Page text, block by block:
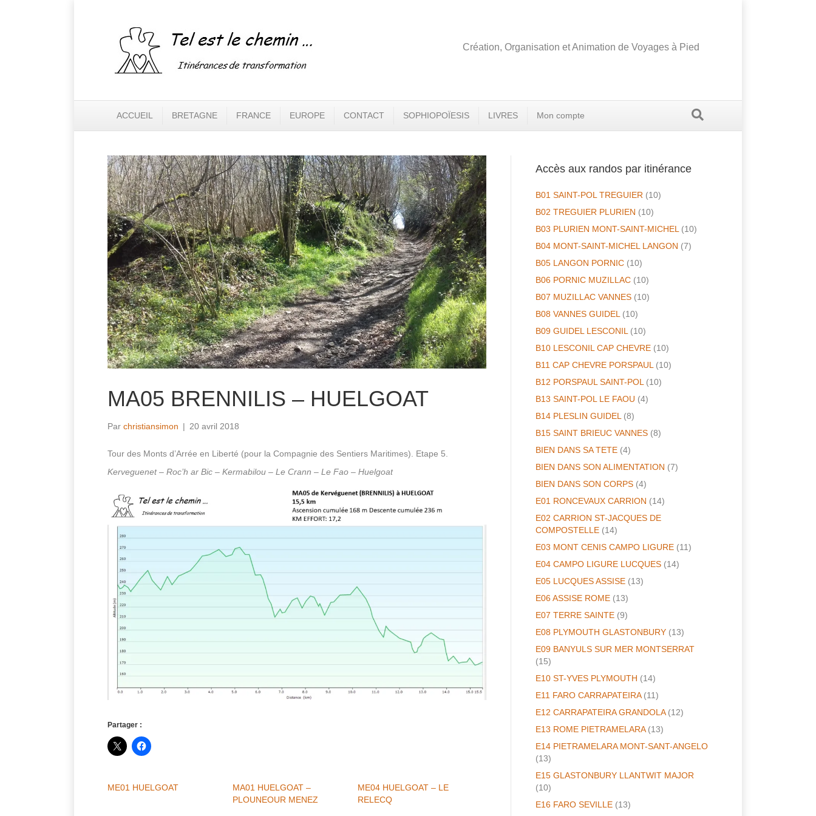
Création, Organisation et Animation de Voyages à Pied
ACCUEIL BRETAGNE FRANCE EUROPE CONTACT SOPHIOPOÏESIS LIVRES Mon compte
MA05 BRENNILIS – HUELGOAT
Par christiansimon | 20 avril 2018
Tour des Monts d’Arrée en Liberté (pour la Compagnie des Sentiers Maritimes). Etape 5.
Kerveguenet – Roc’h ar Bic – Kermabilou – Le Crann – Le Fao – Huelgoat
Partager :
ME01 HUELGOAT
MA01 HUELGOAT –
PLOUNEOUR MENEZ
ME04 HUELGOAT – LE
RELECQ
Accès aux randos par itinérance
B01 SAINT-POL TREGUIER (10)
B02 TREGUIER PLURIEN (10)
B03 PLURIEN MONT-SAINT-MICHEL (10)
B04 MONT-SAINT-MICHEL LANGON (7)
B05 LANGON PORNIC (10)
B06 PORNIC MUZILLAC (10)
B07 MUZILLAC VANNES (10)
B08 VANNES GUIDEL (10)
B09 GUIDEL LESCONIL (10)
B10 LESCONIL CAP CHEVRE (10)
B11 CAP CHEVRE PORSPAUL (10)
B12 PORSPAUL SAINT-POL (10)
B13 SAINT-POL LE FAOU (4)
B14 PLESLIN GUIDEL (8)
B15 SAINT BRIEUC VANNES (8)
BIEN DANS SA TETE (4)
BIEN DANS SON ALIMENTATION (7)
BIEN DANS SON CORPS (4)
E01 RONCEVAUX CARRION (14)
E02 CARRION ST-JACQUES DE
COMPOSTELLE (14)
E03 MONT CENIS CAMPO LIGURE (11)
E04 CAMPO LIGURE LUCQUES (14)
E05 LUCQUES ASSISE (13)
E06 ASSISE ROME (13)
E07 TERRE SAINTE (9)
E08 PLYMOUTH GLASTONBURY (13)
E09 BANYULS SUR MER MONTSERRAT
(15)
E10 ST-YVES PLYMOUTH (14)
E11 FARO CARRAPATEIRA(11)
E12 CARRAPATEIRA GRANDOLA(12)
E13 ROME PIETRAMELARA(13)
E14 PIETRAMELARA MONT-SANT-ANGELO
(13)
E15 GLASTONBURY LLANTWIT MAJOR
(10)
E16 FARO SEVILLE (13)